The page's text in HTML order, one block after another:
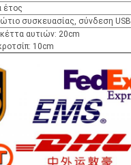
έτος
συσκευασίας, σύνδεση USB
αυτιών: 20cm
10cm